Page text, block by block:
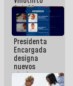
Sub 20
campeona
frente
México Sub
23 en los
Centroamericanos
Presidenta
Encargada
designa
nuevos
titulares en